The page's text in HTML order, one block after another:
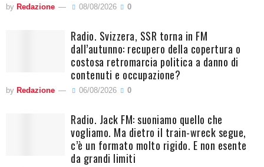
by Redazione 08/08/2026 0
Radio. Svizzera, SSR torna in FM
dall’autunno: recupero della copertura o
costosa retromarcia politica a danno di
contenuti e occupazione?
by Redazione 06/08/2026 0
Radio. Jack FM: suoniamo quello che
vogliamo. Ma dietro il train-wreck segue,
c’è un formato molto rigido. E non esente
da grandi limiti